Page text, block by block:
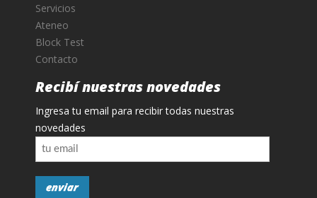
Servicios
Ateneo
Block Test
Contacto
Recibí nuestras novedades
Ingresa tu email para recibir todas nuestras
novedades